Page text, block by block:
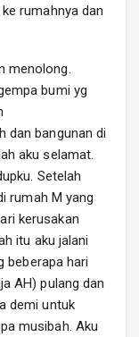
rumahnya dan
menolong.
bumi yg
dan bangunan di
aku selamat.
Setelah
rumah M yang
kerusakan
itu aku jalani
beberapa hari
AH) pulang dan
demi untuk
musibah. Aku